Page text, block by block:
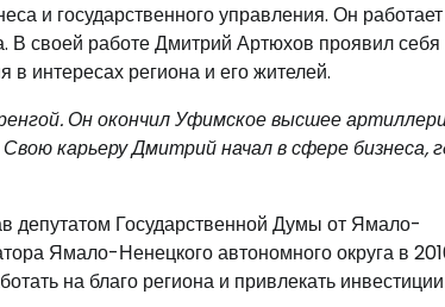
и государственного управления. Он
В своей работе Дмитрий Артюхов проявил себя
интересах региона и его жителей.
Он окончил Уфимское высшее
карьеру Дмитрий начал в сфере бизнеса,
депутатом Государственной Думы от Ямало-
Ямало-Ненецкого автономного округа в
на благо региона и привлекать